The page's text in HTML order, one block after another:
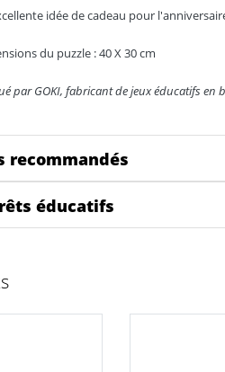
idée de cadeau pour
du puzzle :40 X 30 cm
par GOKI, fabricant de jeux éducatifs en
recommandés
éducatifs